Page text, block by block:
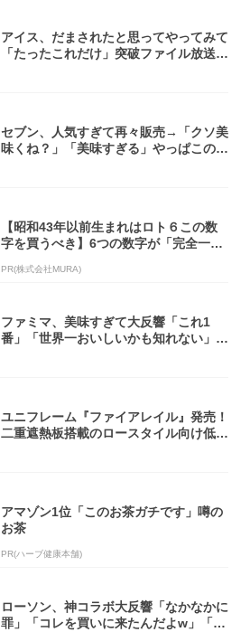
アイス、だまされたと思ってやってみて
「たったこれだけ」突破ファイル放送で
セブン、人気すぎて再々販売→「クソ美
味くね？」「美味すぎる」やっぱこのク
【昭和43年以前生まれはロト６この数
字を買うべき】6つの数字が「完全一
PR(株式会社MURA)
ファミマ、美味すぎて大反響「これ1
番」「世界一おいしいかも知れない」
ユニフレーム『ファイアレイル』発売！
二重遮熱板搭載のロースタイル向け低型
アマゾン1位「このお茶ガチです」噂の
お茶
PR(ハーブ健康本舗)
ローソン、神コラボ大反響「なかなかに
罪」「コレを買いに来たんだよw」「３